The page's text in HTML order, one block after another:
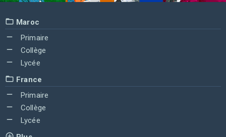
Maroc
Primaire
Collège
Lycée
France
Primaire
Collège
Lycée